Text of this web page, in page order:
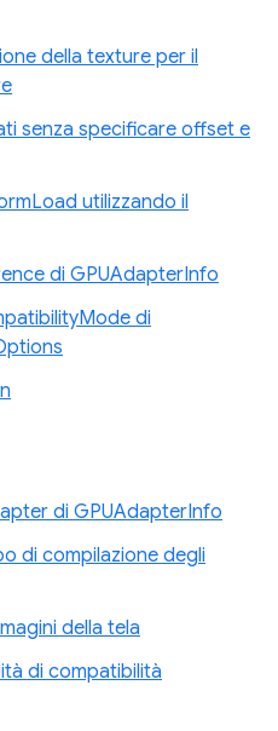
della texture per il
senza specificare offset e
utilizzando il
di GPUAdapterInfo
di
di GPUAdapterInfo
di compilazione degli
della tela
di compatibilità